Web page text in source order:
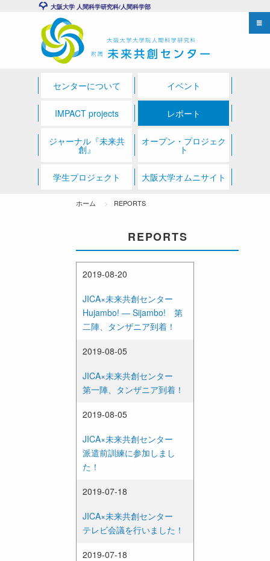
大阪大学 人間科学研究科/人間科学部
センターについて イベント
IMPACT projects レポート
ジャーナル『未来共
創』
オープン・プロジェク
ト
学生プロジェクト 大阪大学オムニサイト
ホーム REPORTS
REPORTS
2019-08-20
JICA×未来共創センター
Hujambo! ― Sijambo! 第
二陣、タンザニア到着！
2019-08-05
JICA×未来共創センター
第一陣、タンザニア到着！
2019-08-05
JICA×未来共創センター
派遣前訓練に参加しまし
た！
2019-07-18
JICA×未来共創センター
テレビ会議を行いました！
2019-07-18